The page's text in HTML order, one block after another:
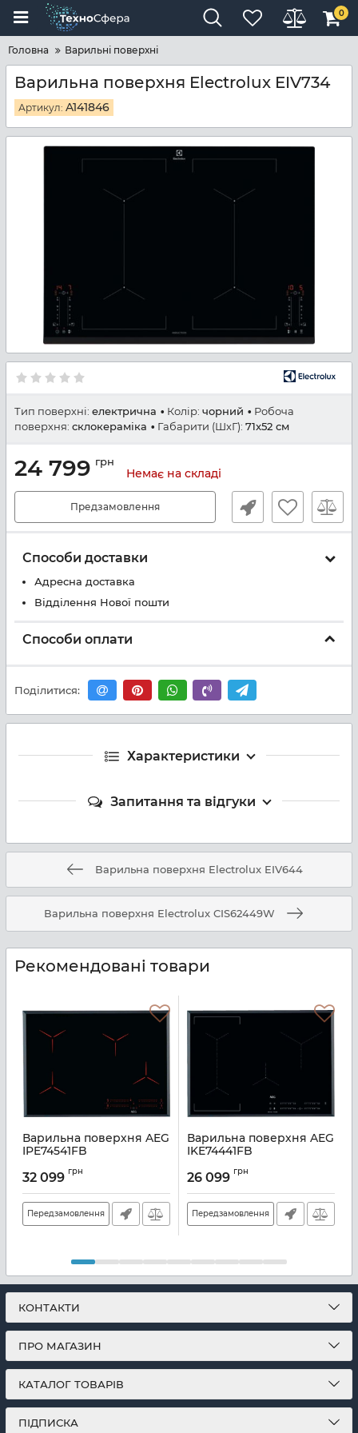
0
Головна Варильні поверхні
Варильна поверхня Electrolux EIV734
Артикул: A141846
Тип поверхні: електрична Колір: чорний
Робоча
поверхня: склокераміка Габарити (ШхГ): 71x52 см
24 799 грн
Немає на складі
Предзамовлення
Способи доставки
Адресна доставка
Відділення Нової пошти
Способи оплати
Поділитися:
Характеристики
Запитання та відгуки
Варильна поверхня Electrolux EIV644
Варильна поверхня Electrolux CIS62449W
Рекомендовані товари
Варильна поверхня AEG
IPE74541FB
32 099 грн
Передзамовлення
Варильна поверхня AEG
IKE74441FB
26 099 грн
Передзамовлення
КОНТАКТИ
ПРО МАГАЗИН
КАТАЛОГ ТОВАРІВ
ПІДПИСКА